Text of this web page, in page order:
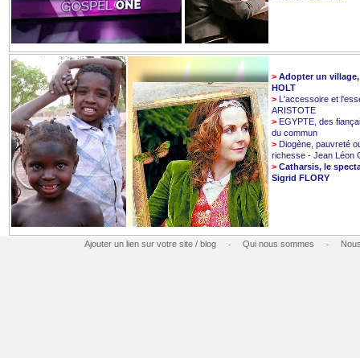
> Adopter un
HOLT
> L'accessoire et
ARISTOTE
> EGYPTE, des
du commun
> Diogène, pauvreté
richesse - Jean Léon
> Catharsis, le
Sigrid FLORY
Ajouter un lien sur votre site / blog - Qui nous sommes -